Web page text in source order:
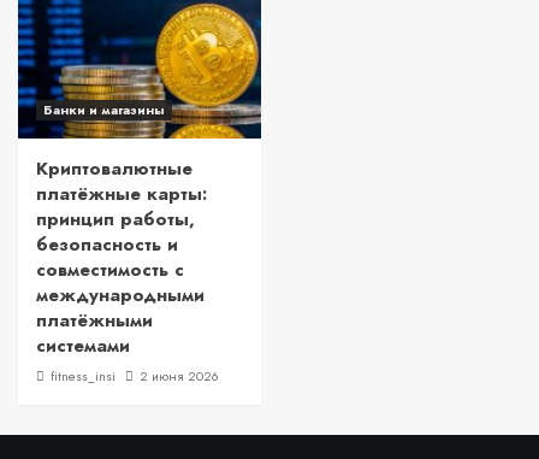
Банки и магазины
Криптовалютные
платёжные карты:
принцип работы,
безопасность и
совместимость с
международными
платёжными
системами
fitness_insi 2 июня 2026